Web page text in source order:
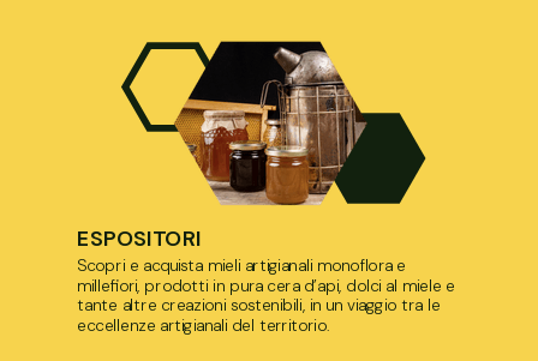
ESPOSITORI
Scopri e acquista mieli artigianali monoflora e
millefiori, prodotti in pura cera d’api, dolci al miele e
tante altre creazioni sostenibili, in un viaggio tra le
eccellenze artigianali del territorio.